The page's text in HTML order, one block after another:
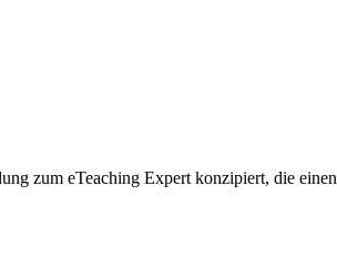
zum eTeaching Expert konzipiert, die einen